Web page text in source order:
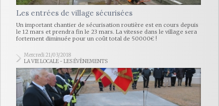
Les entrées de village sécurisées
Un important chantier de sécurisation routière est en cours depuis
le 12 mars et prendra fin le 23 mars. La vitesse dans le village sera
fortement diminuée pour un coût total de 50000€ !
Mercredi 21/03/2018
LA VIE LOCALE - LES ÉVÈNEMENTS